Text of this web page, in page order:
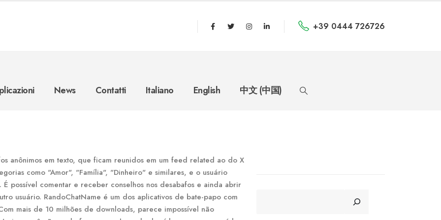
+39 0444 726726
News Contatti Italiano English 中文 (中国)
anônimos em texto, que ficam reunidos em um feed related ao do X
como "Amor", "Família", "Dinheiro" e similares, e o usuário
possível comentar e receber conselhos nos desabafos e ainda abrir
usuário. RandoChatName é um dos aplicativos de bate-papo com
mais de 10 milhões de downloads, parece impossível não